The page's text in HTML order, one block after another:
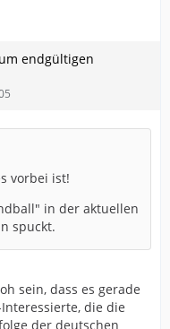
endgültigen
vorbei ist!
in der aktuellen
spuckt.
sein, dass es gerade
die die
der deutschen